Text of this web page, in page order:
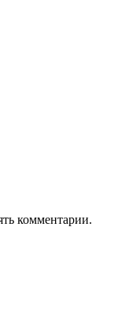
комментарии.